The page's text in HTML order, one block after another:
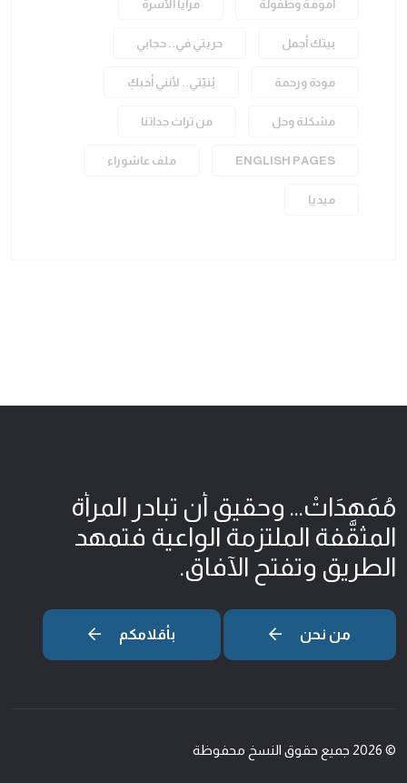
أمومة وطفولة مرايا الأسرة
بيتك أجمل حريتي في.. حجابي
مودة ورحمة بُنيّتي.. لأنني أحبكِ
مشكلة وحل من تراث جداتنا
ENGLISH PAGES ملف عاشوراء
ميديا
مُمَهِدَاتْ... وحقيق أن تبادر المرأة
المثقّفة الملتزمة الواعية فتمهد
الطريق وتفتح الآفاق.
من نحن بأقلامكم
© 2026 جميع حقوق النسخ محفوظة